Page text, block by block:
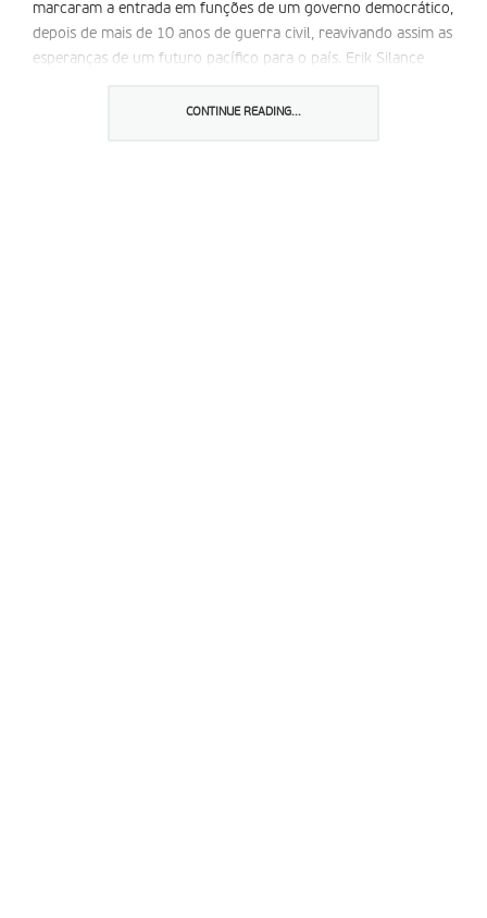
marcaram a entrada em funções de um governo democrático,
depois de mais de 10 anos de guerra civil, reavivando assim as
esperanças de um futuro pacífico para o país. Erik Silance
administração do Burundi.CONTINUE READING...